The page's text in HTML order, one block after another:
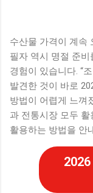
수산물 가격이 계속
필자 역시 명절 준
경험이 있습니다. “
발견한 것이 바로
방법이 어렵게 느껴
과 전통시장 모두
활용하는 방법을 안